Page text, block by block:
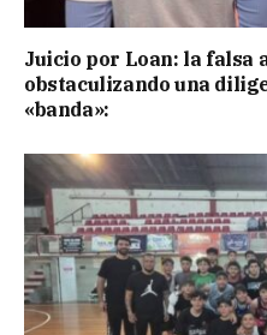
Juicio por Loan: la falsa
obstaculizando una
«banda»: